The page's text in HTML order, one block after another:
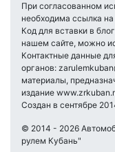
При согласованном
необходима ссылка
Код для вставки в
нашем сайте, можно
Контактные данные
органов:
материалы,
издание
Создан в сентябре
© 2014 - 2026
рулем Кубань"